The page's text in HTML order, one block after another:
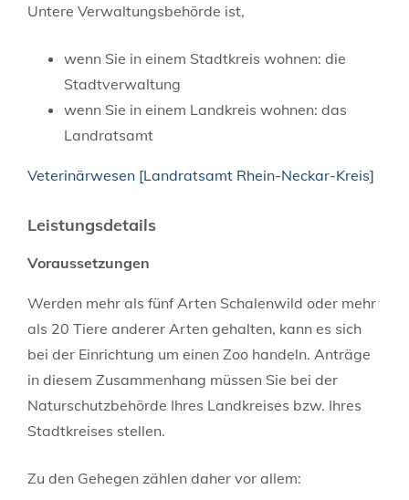
Untere Verwaltungsbehörde ist,
wenn Sie in einem Stadtkreis wohnen: die
Stadtverwaltung
wenn Sie in einem Landkreis wohnen: das
Landratsamt
Veterinärwesen [Landratsamt Rhein-Neckar-Kreis]
Leistungsdetails
Voraussetzungen
Werden mehr als fünf Arten Schalenwild oder mehr
als 20 Tiere anderer Arten gehalten, kann es sich
bei der Einrichtung um einen Zoo handeln. Anträge
in diesem Zusammenhang müssen Sie bei der
Naturschutzbehörde Ihres Landkreises bzw. Ihres
Stadtkreises stellen.
Zu den Gehegen zählen daher vor allem: